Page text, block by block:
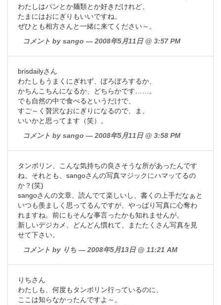
わたしはパンとか麺類とか好きだけれど、
たまにはおにぎりもいいですね。
ぜひとも相方さんと一緒に来てください～。
コメント by sango — 2008年5月11日 @ 3:57 PM
brisdailyさん
わたしもうまくにぎれず、ぼろぼろするか、
かちんこちんになるか、どちらかです……。
でも自然の中で食べるというだけで、
すご～く贅沢なおにぎりになるので、ま、
いいかと思ってます（笑）。
コメント by sango — 2008年5月11日 @ 3:58 PM
タンボリン、こんな気持ちの良さそうな所があったんです
ね。それとも、sangoさんの写真マジックにハマッてるの
か？(笑)
sangoさんの文章、読んでて楽しいし、書くの上手だなぁと
いつも羨ましく思ってるんですが、やっぱり写真に心奪わ
れますね。前にもそんな事言ったかも知れませんが。
新しいデジカメ、どんどん慣れて、またたくさん写真を見
せて下さい。
コメント by りち — 2008年5月13日 @ 11:21 AM
りちさん
わたしも、何度もタンボリン行っているのに、
ここは知らなかったんですよ～。